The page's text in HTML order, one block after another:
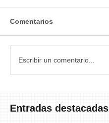
Comentarios
Escribir un comentario...
Entradas destacadas